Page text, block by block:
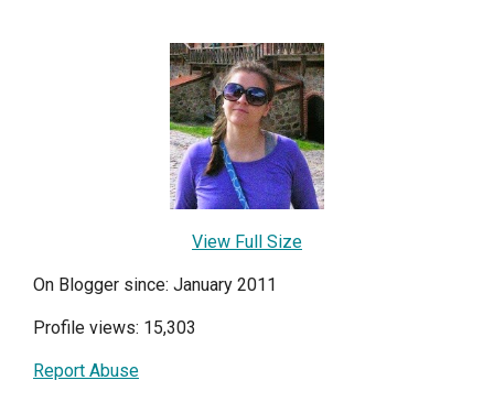
View Full Size
On Blogger since: January 2011
Profile views: 15,303
Report Abuse